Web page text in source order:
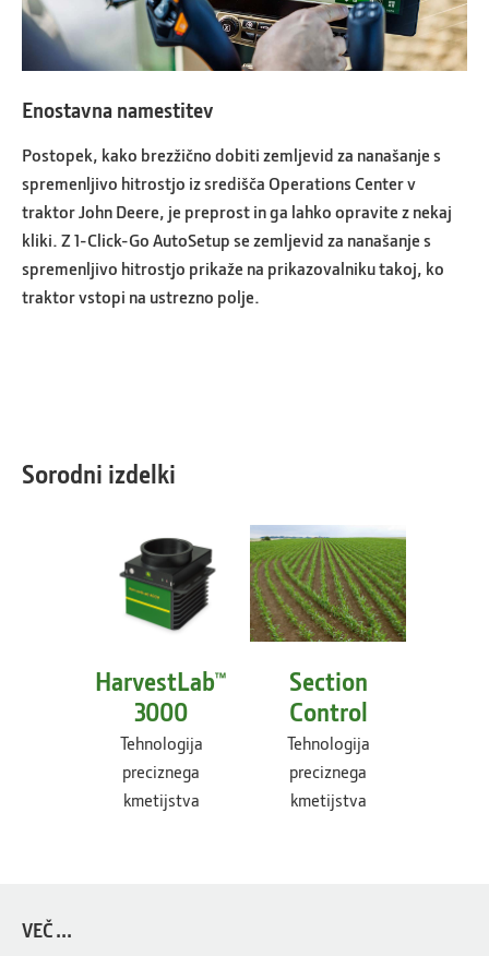
Enostavna namestitev
Postopek, kako brezžično dobiti zemljevid za nanašanje s
spremenljivo hitrostjo iz središča Operations Center v
traktor John Deere, je preprost in ga lahko opravite z nekaj
kliki. Z 1-Click-Go AutoSetup se zemljevid za nanašanje s
spremenljivo hitrostjo prikaže na prikazovalniku takoj, ko
traktor vstopi na ustrezno polje.
Sorodni izdelki
HarvestLab™
3000
Tehnologija
preciznega
kmetijstva
Section
Control
Tehnologija
preciznega
kmetijstva
VEČ ...